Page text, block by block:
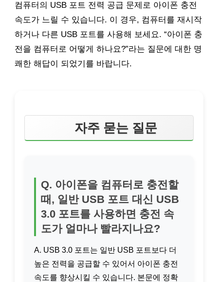
컴퓨터의 USB 포트 전력 공급 문제로 아이폰 충전
속도가 느릴 수 있습니다. 이 경우, 컴퓨터를 재시작
하거나 다른 USB 포트를 사용해 보세요. “아이폰 충
전을 컴퓨터로 어떻게 하나요?”라는 질문에 대한 명
쾌한 해답이 되었기를 바랍니다.
자주 묻는 질문
Q. 아이폰을 컴퓨터로 충전할
때, 일반 USB 포트 대신 USB
3.0 포트를 사용하면 충전 속
도가 얼마나 빨라지나요?
A. USB 3.0 포트는 일반 USB 포트보다 더
높은 전력을 공급할 수 있어서 아이폰 충전
속도를 향상시킬 수 있습니다. 본문에 정확